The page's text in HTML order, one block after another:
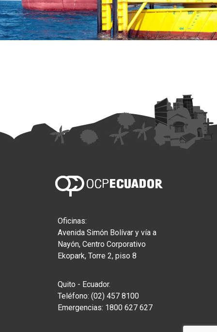
Oficinas:
Avenida Simón Bolívar y vía a
Nayón, Centro Corporativo
Ekopark, Torre 2, piso 8
Quito - Ecuador.
Teléfono: (02) 457 8100
Emergencias: 1800 627 627